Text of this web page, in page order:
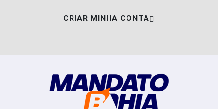
CRIAR MINHA CONTA